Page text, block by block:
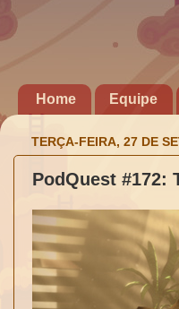
Home Equipe
TERÇA-FEIRA, 27 DE
PodQuest #172: